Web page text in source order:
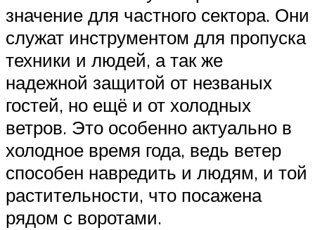
значение для частного сектора. Они
служат инструментом для пропуска
техники и людей, а так же
надежной защитой от незваных
гостей, но ещё и от холодных
ветров. Это особенно актуально в
холодное время года, ведь ветер
способен навредить и людям, и той
растительности, что посажена
рядом с воротами.